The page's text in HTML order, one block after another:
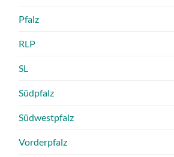
Pfalz
RLP
SL
Südpfalz
Südwestpfalz
Vorderpfalz